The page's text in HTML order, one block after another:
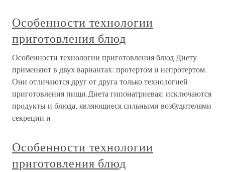
Особенности технологии
приготовления блюд
Особенности технологии приготовления блюд Диету
применяют в двух вариантах: протертом и непротертом.
Они отличаются друг от друга только технологией
приготовления пищи.Диета гипонатриевая: исключаются
продукты и блюда, являющиеся сильными возбудителями
секреции и
Особенности технологии
приготовления блюд